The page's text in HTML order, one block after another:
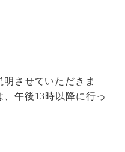
明させていただきま
、午後13時以降に行っ